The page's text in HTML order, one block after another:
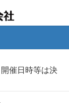
催日時等は決